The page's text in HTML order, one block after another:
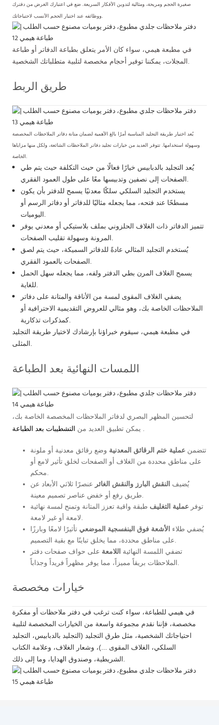
صغيرة الحجم ومريحة، ومثالية لتدوين الأفكار السريعة. ضع في اعتبارك الغرض من دفترك
في مطبعة هيمي، سواء كان الأمر يتعلق بطباعة الدفاتر أو طباعة
طريق الربط
يُعد اختيار طريقة التجليد المناسبة أمرًا بالغ الأهمية لضمان متانة دفاتر الملاحظات المخصصة
وسهولة استخدامها. تتوفر العديد من خيارات تجليد دفاتر الملاحظات الشائعة، ولكل منها مزاياها
يُعد التجليد بالدبابيس خيارًا فعالًا من حيث التكلفة حيث يتم طي
يستخدم التجليد السلكي سلكًا معدنيًا يسمح للدفتر بأن يكون
مسطحًا عند فتحه، مما يجعله مثاليًا للدفاتر أو دفاتر الرسم أو
تتميز الدفاتر ذات الغلاف الحلزوني بملف بلاستيكي أو معدني يوفر
يُستخدم التجليد المثالي عادةً للدفاتر السميكة، حيث يتم لصق
يسمح الغلاف المرن بطي الدفتر ولفه، مما يجعله سهل الحمل
يضفي الغلاف المقوى لمسة من الأناقة والمتانة على دفاتر
الملاحظات الخاصة بك، وهو مثالي للعروض التقديمية الاحترافية أو
كمذكرات تذكارية.
في مطبعة هيمي، سيقوم خبراؤنا بإرشادك لاختيار طريقة التجليد
اللمسات النهائية بعد الطباعة
لتحسين المظهر البصري لدفاتر الملاحظات المخصصة الخاصة بك،
يمكن تطبيق العديد من التشطيبات بعد الطباعة
تتضمنعملية ختم الرقائق المعدنية وضع رقائق معدنية أو ملونة
على مناطق محددة من الغلاف أو الصفحات لخلق تأثير لامع أو
يُضيف النقش البارز والنقش الغائر عنصرًا ثلاثي الأبعاد عن
طريق رفع أو خفض عناصر تصميم معينة.
توفرعملية التغليف طبقة واقية تعزز المتانة وتمنح لمسة نهائية
يُضفي طلاء
الأشعة فوق البنفسجية الموضعي تأثيرًا لامعًا وبارزًا
تضفي اللمسة النهائية اللامعة على حواف صفحات دفتر
خيارات مخصصة
في هيمي للطباعة، سواء كنت ترغب في دفتر ملاحظات أو مفكرة
مخصصة، فإننا نقدم مجموعة واسعة من الخيارات المخصصة لتلبية
احتياجاتك الشخصية، مثل طرق التجليد (التجليد بالدبابيس، التجليد
السلكي، الغلاف المقوى ...)، وشعار الغلاف، وعلامة الكتاب